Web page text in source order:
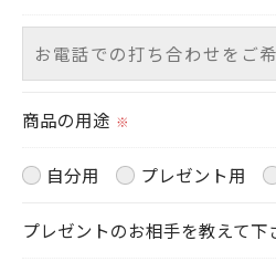
当社では、個人情報の漏洩
切に安全管理対策を実施しま
必要な情報を頂けない場合は
予めご了承ください。
商品の用途 ※
自分用 プレゼント用
プレゼントのお相手を教えて下